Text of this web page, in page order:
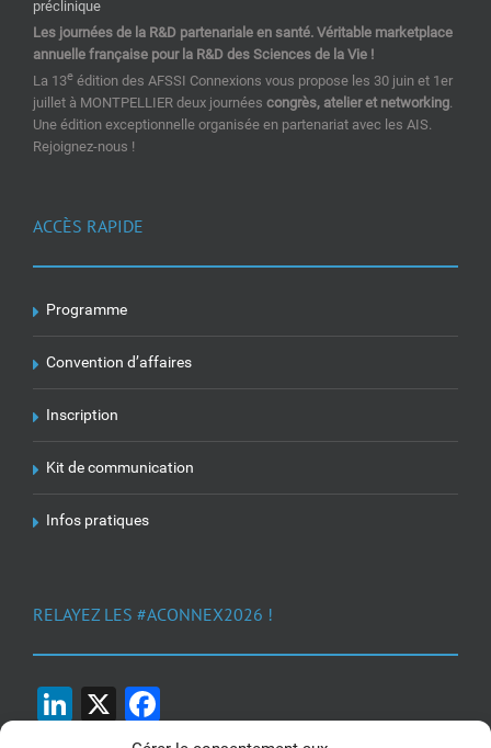
Les journées de la R&D partenariale en santé. Véritable marketplace
annuelle française pour la R&D des Sciences de la Vie !
La 13e édition des AFSSI Connexions vous propose les 30 juin et 1er
juillet à MONTPELLIER deux journées congrès, atelier et networking.
Une édition exceptionnelle organisée en partenariat avec les AIS.
Rejoignez-nous !
ACCÈS RAPIDE
Programme
Convention d’affaires
Inscription
Kit de communication
Infos pratiques
RELAYEZ LES #ACONNEX2026 !
LinkedIn
X